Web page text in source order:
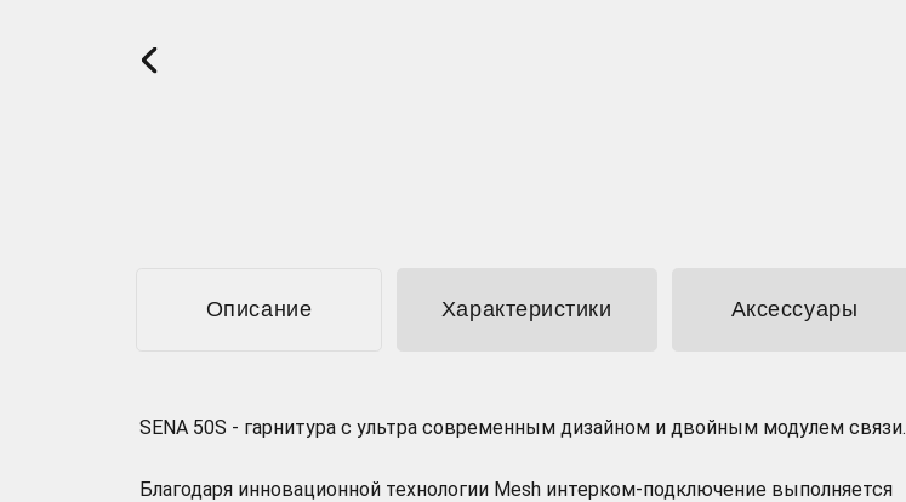
Описание Характеристики Аксессуары
SENA 50S - гарнитура с ультра современным дизайном и двойным модулем связи.
Благодаря инновационной технологии Mesh интерком-подключение выполняется